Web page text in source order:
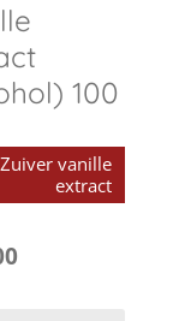
100
Zuiver vanille
extract